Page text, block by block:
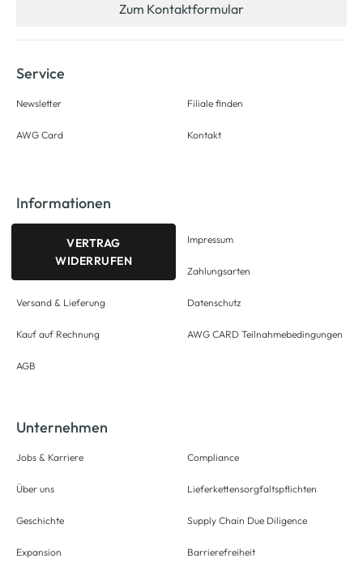
Zum Kontaktformular
Service
Newsletter
AWG Card
Filiale finden
Kontakt
Informationen
VERTRAG
WIDERRUFEN
Versand & Lieferung
Kauf auf Rechnung
AGB
Impressum
Zahlungsarten
Datenschutz
AWG CARD Teilnahmebedingungen
Unternehmen
Jobs & Karriere
Über uns
Geschichte
Expansion
Compliance
Lieferkettensorgfaltspflichten
Supply Chain Due Diligence
Barrierefreiheit